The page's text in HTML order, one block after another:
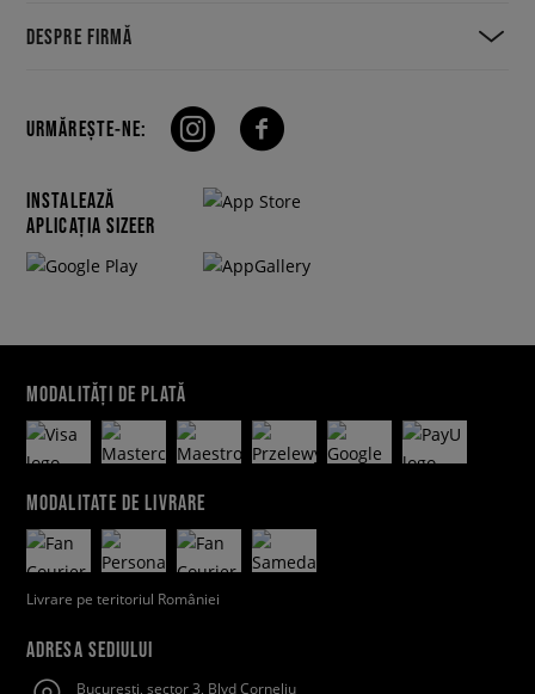
DESPRE FIRMĂ
URMĂREȘTE-NE:
INSTALEAZĂ
APLICAȚIA SIZEER
MODALITĂȚI DE PLATĂ
MODALITATE DE LIVRARE
Livrare pe teritoriul României
ADRESA SEDIULUI
Bucuresti, sector 3, Blvd Corneliu